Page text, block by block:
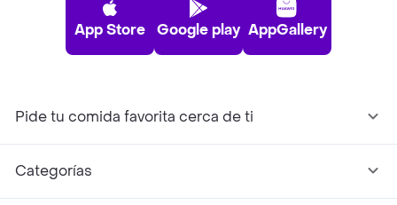
App Store Google play AppGallery
Pide tu comida favorita cerca de ti
Categorías